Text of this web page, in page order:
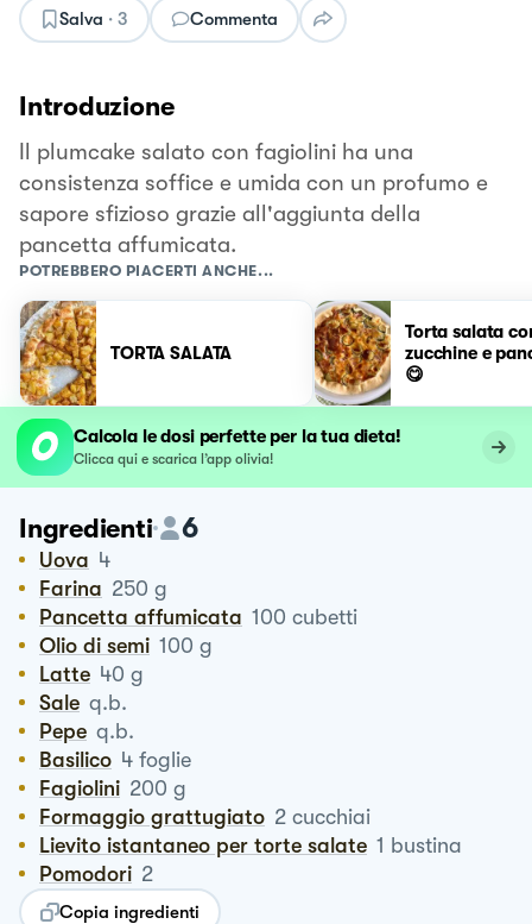
Salva · 3 Commenta
Introduzione
Il plumcake salato con fagiolini ha una
consistenza soffice e umida con un profumo e
sapore sfizioso grazie all'aggiunta della
pancetta affumicata.
POTREBBERO PIACERTI ANCHE...
TORTA SALATA
Torta salata
zucchine e
😋
Calcola le dosi perfette per la tua dieta!
Clicca qui e scarica l’app olivia!
Ingredienti 6
Uova 4
Farina 250 g
Pancetta affumicata 100 cubetti
Olio di semi 100 g
Latte 40 g
Sale q.b.
Pepe q.b.
Basilico 4 foglie
Fagiolini 200 g
Formaggio grattugiato 2 cucchiai
Lievito istantaneo per torte salate 1 bustina
Pomodori 2
Copia ingredienti